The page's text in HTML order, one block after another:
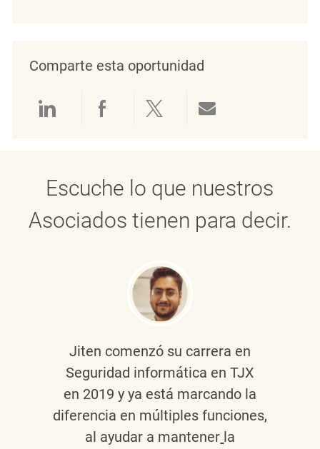
Comparte esta oportunidad
Compartir a través de LinkedIn
Compartir a través de
Compartir a través
Escuche lo que nuestros
Asociados tienen para decir.
Jiten comenzó su carrera en
Seguridad informática en TJX
en 2019 y ya está marcando la
diferencia en múltiples funciones,
al ayudar a mantener la